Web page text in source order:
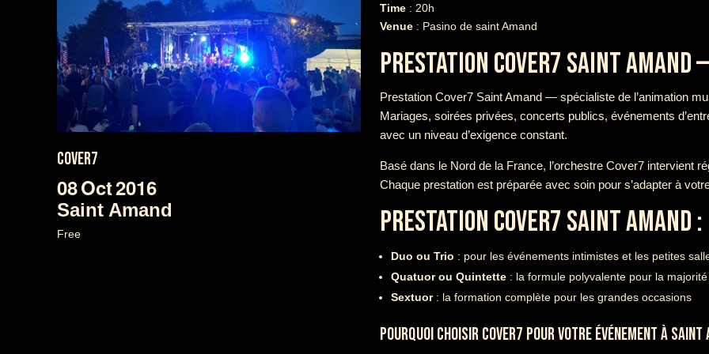
COVER7
08Oct2016
Saint Amand
Free
Time : 20h
Venue : Pasino de saint Amand
PRESTATION COVER7 SAINT
Prestation Cover7 Saint Amand — spécialiste de l’animation
Mariages, soirées privées, concerts publics, événements
avec un niveau d’exigence constant.
Basé dans le Nord de la France, l’orchestre Cover7 intervient
Chaque prestation est préparée avec soin pour s’adapter à
PRESTATION COVER7 SAINT AMAND
Duo ou Trio : pour les événements intimistes et les petites
Quatuor ou Quintette : la formule polyvalente pour la
Sextuor: la formation complète pour les grandes occasions
POURQUOI CHOISIR COVER7 POUR VOTRE ÉVÉNEMENT À